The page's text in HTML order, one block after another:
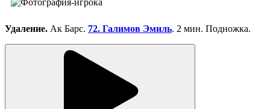
Удаление. Ак Барс. 72. Галимов Эмиль. 2 мин. Подножка.